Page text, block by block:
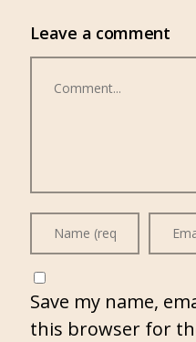
Leave a comment
Save my name,
this browser for